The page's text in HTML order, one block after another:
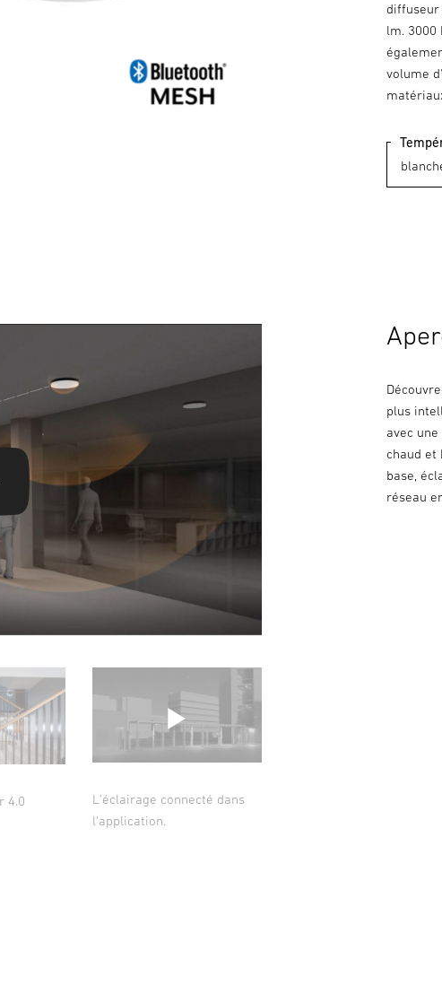
diffuseur
lm. 3000
volume
4.0
L'éclairage connecté dans
l'application.
plus
avec
chaud et
base,
réseau